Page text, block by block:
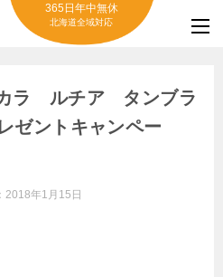
365日年中無休
北海道全域対応
カラ ルチア タンブラ
ゼントキャンペー
2018年1月15日